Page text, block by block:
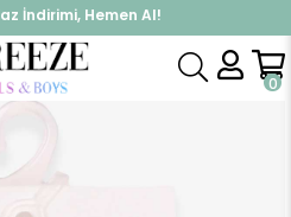
İndirimi, Hemen Al!
Kap, Hemen Üye Ol!
0
Kız Çocuk Külotlu Çorap Kendinden Desenli Taşlı Pudra (1 Yaş)